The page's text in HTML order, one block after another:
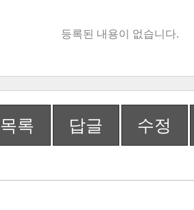
등록된 내용이 없습니다.
목록 답글 수정